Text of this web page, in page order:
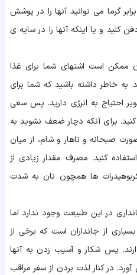
گرما می توانید آنها را در پوشش
کنید و یا اینکه آنها را در سایه ی
ممکن است اشتهای شما برای غذا
خاطر داشته باشید که شما برای
احتیاج به انرژی دارید. پس سعی
برای آنکه دچار ضعف نشوید به
صبحانه و ناهار و شام، از میان
کنید. مصرف مقدار زیادی از
ها همچون نان به شدت
در این طبیعت وجود ندارد اما
از جانداران است که برخی از
پس شکار و آسیب زدن به آنها
در کنار لذت بردن از سفر مراقب